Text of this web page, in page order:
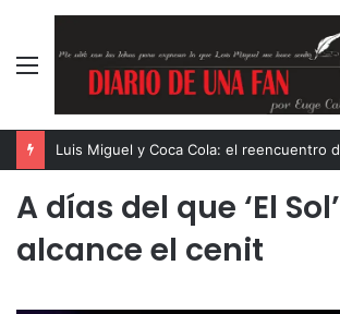
Menú
A días del que ‘El Sol’
alcance el cenit